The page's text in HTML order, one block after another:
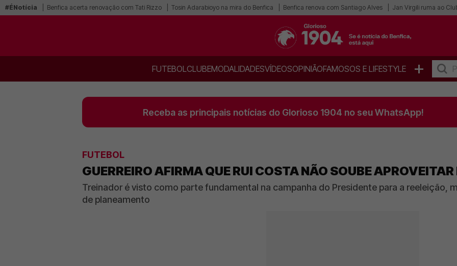
#ÉNotícia Benfica acerta renovação com Tati Rizzo Tosin Adarabioyo na mira do Benfica Benfica renova com Santiago Alves Jan Virgili ruma ao
FUTEBOLCLUBEMODALIDADESVÍDEOSOPINIÃOFAMOSOS E LIFESTYLE +
Receba as principais notícias do Glorioso 1904 no seu WhatsApp!
FUTEBOL
GUERREIRO AFIRMA QUE RUI COSTA NÃO SOUBE
Treinador é visto como parte fundamental na campanha do Presidente para a reeleição,
de planeamento